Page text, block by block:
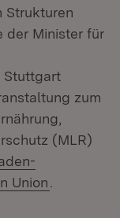
Strukturen
der Minister für
Stuttgart
zum
(MLR)
Union